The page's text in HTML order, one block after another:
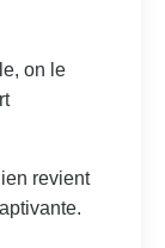
on le
revient